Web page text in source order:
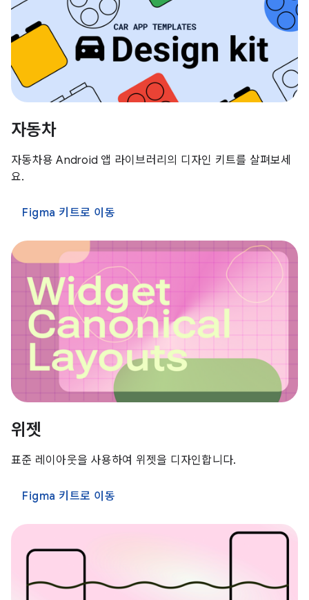
자동차
자동차용 Android 앱 라이브러리의 디자인 키트를 살펴보세
요.
Figma 키트로 이동
위젯
표준 레이아웃을 사용하여 위젯을 디자인합니다.
Figma 키트로 이동